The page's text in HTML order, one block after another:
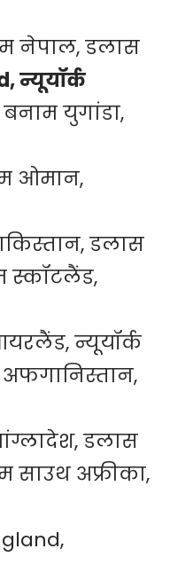
नेपाल, डलास
न्यूयॉर्क
युगांडा,
ओमान,
डलास
स्कॉटलैंड,
न्यूयॉर्क
डलास
अफ्रीका,